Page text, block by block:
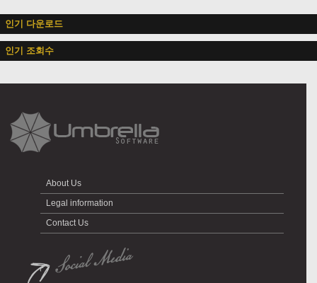
인기 다운로드
인기 조회수
About Us
Legal information
Contact Us